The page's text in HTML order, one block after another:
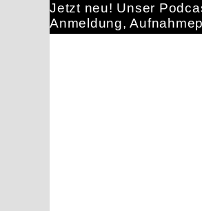
Jetzt neu! Unser
Anmeldung,